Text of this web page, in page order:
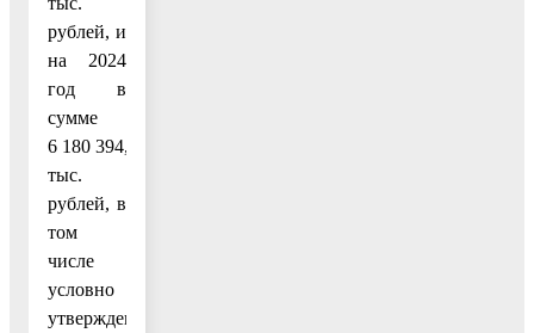
рублей, и
на 2024
год в
сумме
6 180 394,3
тыс.
рублей, в
том
числе
условно
утвержденные